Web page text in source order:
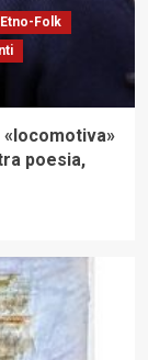
Etno-Folk
«locomotiva»
poesia,